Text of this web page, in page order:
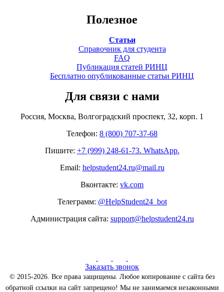
Полезное
Статьи
Справочник для студента
FAQ
Публикация статей РИНЦ
Бесплатно опубликованные статьи РИНЦ
Для связи с нами
Россия, Москва, Волгоградский проспект, 32, корп. 1
Телефон: 8 (800) 707-37-68
Пишите: +7 (999) 248-61-73. WhatsApp.
Email: helpstudent24.ru@mail.ru
Вконтакте: vk.com
Телеграмм: @HelpStudent24_bot
Администрация сайта: support@helpstudent24.ru
Заказать звонок
© 2015-2026. Все права защищены. Любое копирование с сайта без
обратной ссылки на сайт запрещено! Мы не занимаемся незаконными